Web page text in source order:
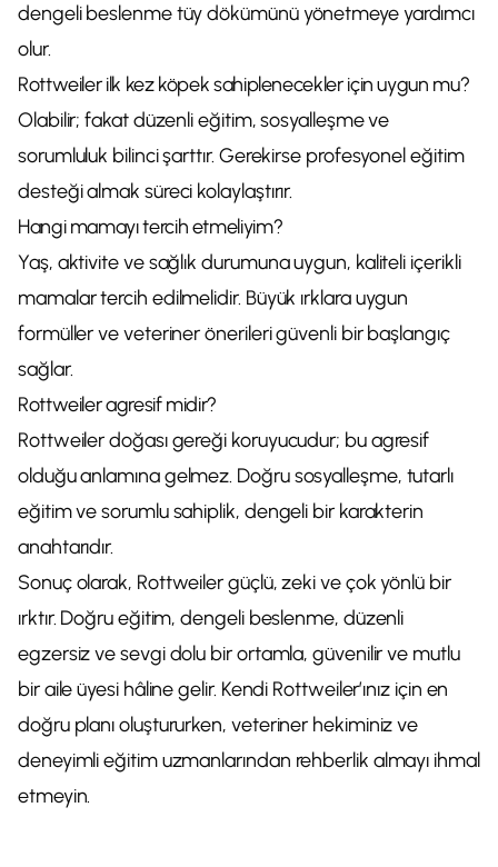
dengeli beslenme tüy dökümünü yönetmeye yardımcı
olur.
Rottweiler ilk kez köpek sahiplenecekler için uygun mu?
Olabilir; fakat düzenli eğitim, sosyalleşme ve
sorumluluk bilinci şarttır. Gerekirse profesyonel eğitim
desteği almak süreci kolaylaştırır.
Hangi mamayı tercih etmeliyim?
Yaş, aktivite ve sağlık durumuna uygun, kaliteli içerikli
mamalar tercih edilmelidir. Büyük ırklara uygun
formüller ve veteriner önerileri güvenli bir başlangıç
sağlar.
Rottweiler agresif midir?
Rottweiler doğası gereği koruyucudur; bu agresif
olduğu anlamına gelmez. Doğru sosyalleşme, tutarlı
eğitim ve sorumlu sahiplik, dengeli bir karakterin
anahtarıdır.
Sonuç olarak, Rottweiler güçlü, zeki ve çok yönlü bir
ırktır. Doğru eğitim, dengeli beslenme, düzenli
egzersiz ve sevgi dolu bir ortamla, güvenilir ve mutlu
bir aile üyesi hâline gelir. Kendi Rottweiler’ınız için en
doğru planı oluştururken, veteriner hekiminiz ve
deneyimli eğitim uzmanlarından rehberlik almayı ihmal
etmeyin.